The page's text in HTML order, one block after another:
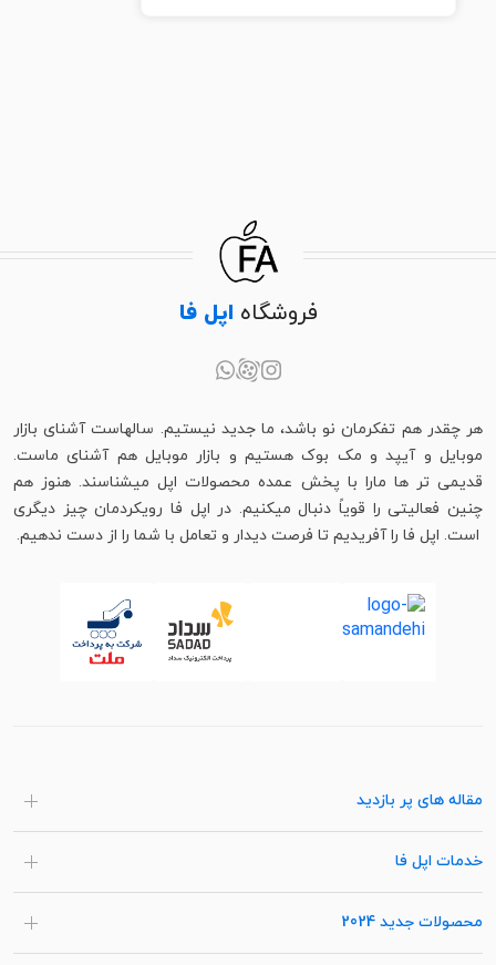
فروشگاه اپل فا
هر چقدر هم تفکرمان نو باشد، ما جدید نیستیم. سالهاست آشنای بازار
موبایل و آیپد و مک بوک هستیم و بازار موبایل هم آشنای ماست.
قدیمی تر ها مارا با پخش عمده محصولات اپل میشناسند. هنوز هم
چنین فعالیتی را قویاً دنبال میکنیم. در اپل فا رویکردمان چیز دیگری
است. اپل فا را آفریدیم تا فرصت دیدار و تعامل با شما را از دست ندهیم.
مقاله های پر بازدید
خدمات اپل فا
محصولات جدید 2024